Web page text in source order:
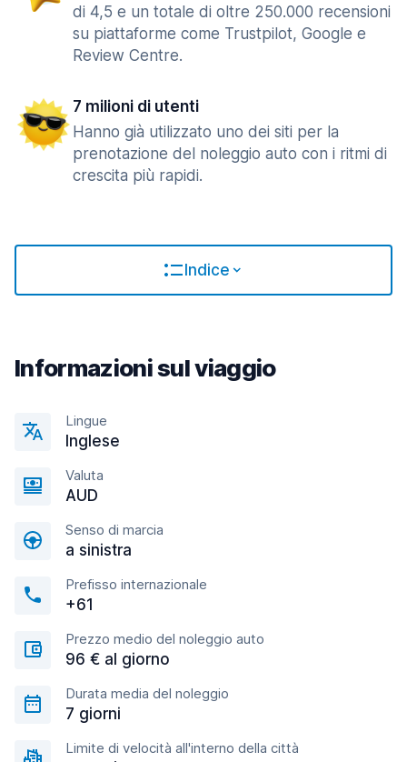
di 4,5 e un totale di oltre 250.000 recensioni
su piattaforme come Trustpilot, Google e
Review Centre.
7 milioni di utenti
Hanno già utilizzato uno dei siti per la
prenotazione del noleggio auto con i ritmi di
crescita più rapidi.
Indice
Informazioni sul viaggio
Lingue
Inglese
Valuta
AUD
Senso di marcia
a sinistra
Prefisso internazionale
+61
Prezzo medio del noleggio auto
96 € al giorno
Durata media del noleggio
7 giorni
Limite di velocità all'interno della città